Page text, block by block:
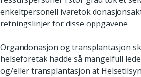
enkeltpersonell ivaretok
retningslinjer for disse oppgavene.
Organdonasjon og transplantasjon
helseforetak hadde så mangelfull
og/eller transplantasjon at